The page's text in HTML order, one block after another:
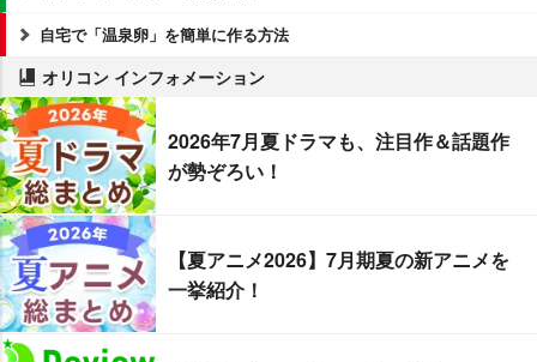
自宅で「温泉卵」を簡単に作る方法
オリコン インフォメーション
2026年7月夏ドラマも、注目作＆話題作
が勢ぞろい！
【夏アニメ2026】7月期夏の新アニメを
一挙紹介！